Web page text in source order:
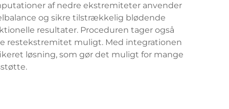
af nedre ekstremiteter anvender
og sikre tilstrækkelig blødende
resultater. Proceduren tager også
restekstremitet muligt. Med integrationen
løsning, som gør det muligt for mange